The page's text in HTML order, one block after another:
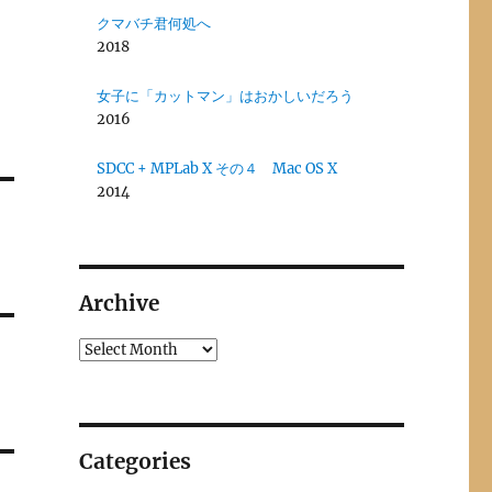
クマバチ君何処へ
2018
女子に「カットマン」はおかしいだろう
2016
SDCC + MPLab X その４ Mac OS X
2014
Archive
Archives
Categories